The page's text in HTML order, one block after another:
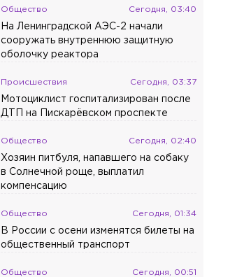
Общество Сегодня, 03:40
На Ленинградской АЭС-2 начали
сооружать внутреннюю защитную
оболочку реактора
Происшествия Сегодня, 03:37
Мотоциклист госпитализирован после
ДТП на Пискарёвском проспекте
Общество Сегодня, 02:40
Хозяин питбуля, напавшего на собаку
в Солнечной роще, выплатил
компенсацию
Общество Сегодня, 01:34
В России с осени изменятся билеты на
общественный транспорт
Общество Сегодня, 00:51